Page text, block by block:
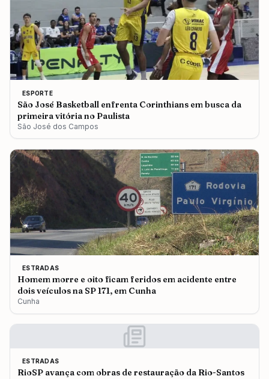
ESPORTE
São José Basketball enfrenta Corinthians em busca da
primeira vitória no Paulista
São José dos Campos
ESTRADAS
Homem morre e oito ficam feridos em acidente entre
dois veículos na SP 171, em Cunha
Cunha
ESTRADAS
RioSP avança com obras de restauração da Rio-Santos